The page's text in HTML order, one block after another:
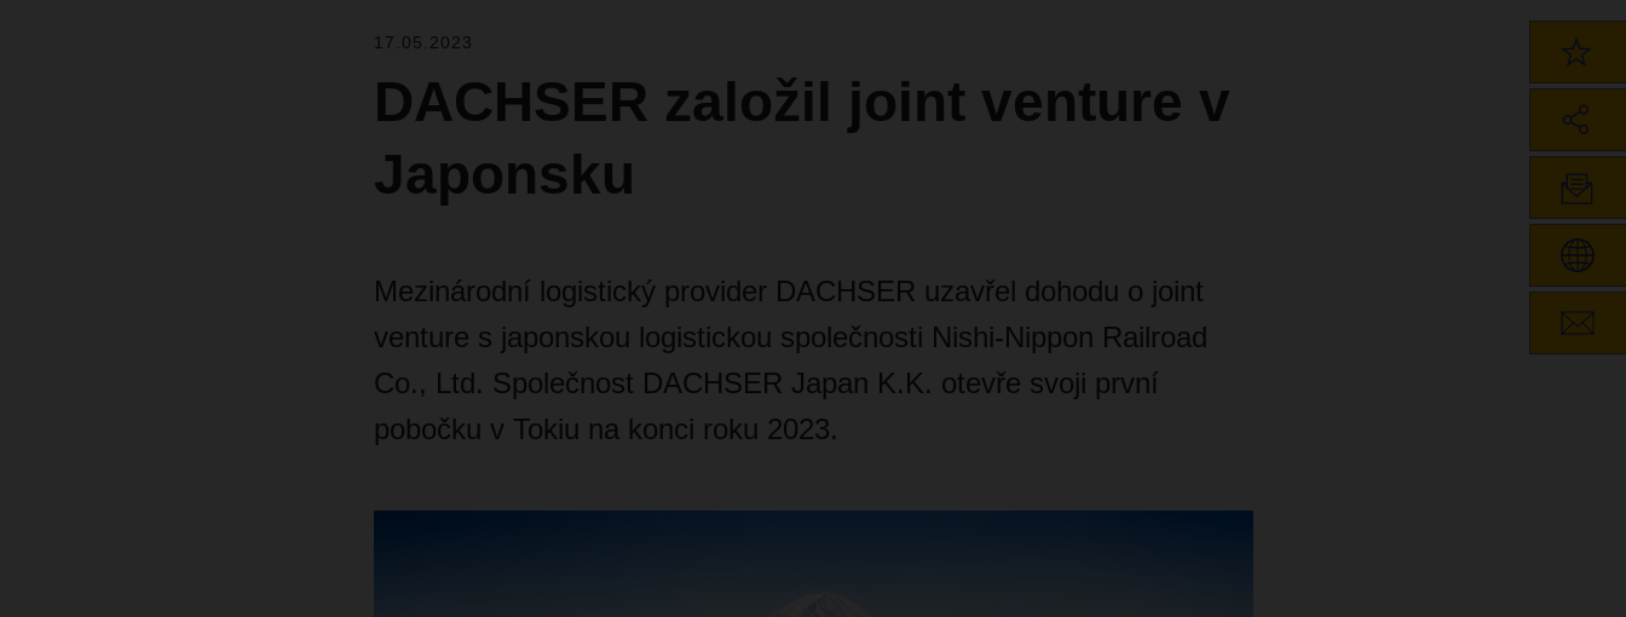
17.05.2023
DACHSER založil joint venture v
Japonsku
Mezinárodní logistický provider DACHSER uzavřel dohodu o joint
venture s japonskou logistickou společnosti Nishi-Nippon Railroad
Co., Ltd. Společnost DACHSER Japan K.K. otevře svoji první
pobočku v Tokiu na konci roku 2023.